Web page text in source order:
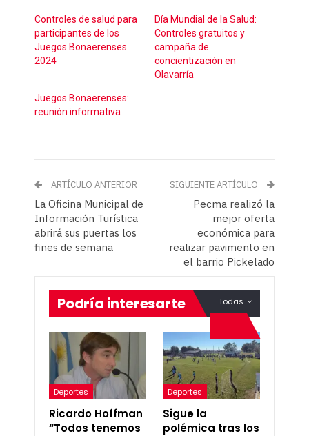
Controles de salud para
participantes de los
Juegos Bonaerenses
2024
Día Mundial de la Salud:
Controles gratuitos y
campaña de
concientización en
Olavarría
Juegos Bonaerenses:
reunión informativa
ARTÍCULO ANTERIOR
La Oficina Municipal de
Información Turística
abrirá sus puertas los
fines de semana
SIGUIENTE ARTÍCULO
Pecma realizó la
mejor oferta
económica para
realizar pavimento en
el barrio Pickelado
Todas
Podría interesarte
Deportes
Ricardo Hoffman
“Todos tenemos
Deportes
Sigue la
polémica tras los